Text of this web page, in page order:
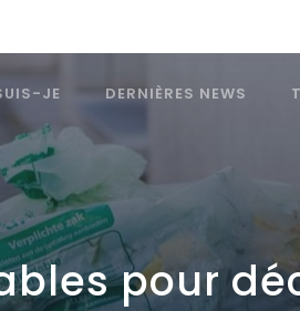
JE DERNIÈRES NEWS
pour